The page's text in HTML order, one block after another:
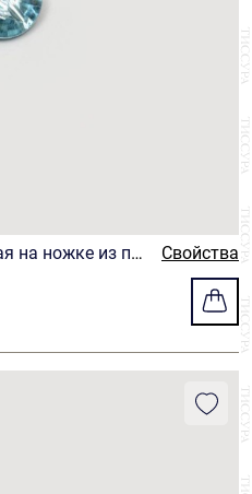
на ножке из пр
Свойства